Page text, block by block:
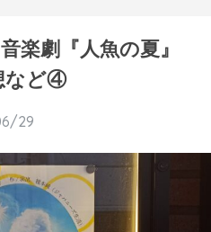
楽劇『人魚の夏』
など④
29